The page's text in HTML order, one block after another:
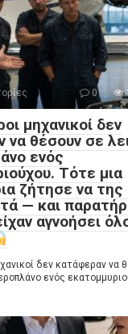
0
μηχανικοί δεν
να θέσουν σε
ενός
Τότε μια
ζήτησε να
— και
αγνοήσει
δεν κατάφεραν να
ενός